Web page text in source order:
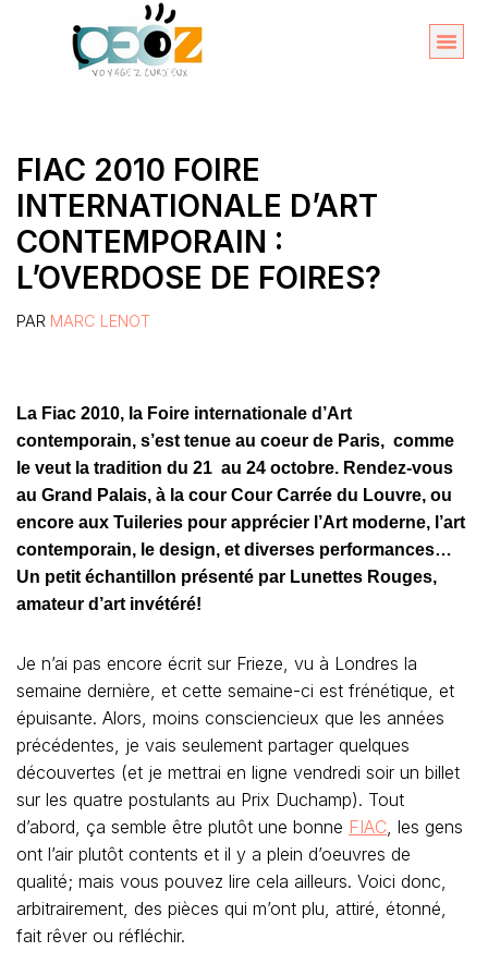
FIAC 2010 FOIRE
INTERNATIONALE D’ART
CONTEMPORAIN :
L’OVERDOSE DE FOIRES?
PAR MARC LENOT
La Fiac 2010, la Foire internationale d’Art
contemporain, s’est tenue au coeur de Paris, comme
le veut la tradition du 21 au 24 octobre. Rendez-vous
au Grand Palais, à la cour Cour Carrée du Louvre, ou
encore aux Tuileries pour apprécier l’Art moderne, l’art
contemporain, le design, et diverses performances…
Un petit échantillon présenté par Lunettes Rouges,
amateur d’art invétéré!
Je n’ai pas encore écrit sur Frieze, vu à Londres la
semaine dernière, et cette semaine-ci est frénétique, et
épuisante. Alors, moins consciencieux que les années
précédentes, je vais seulement partager quelques
découvertes (et je mettrai en ligne vendredi soir un billet
sur les quatre postulants au Prix Duchamp). Tout
d’abord, ça semble être plutôt une bonne FIAC, les gens
ont l’air plutôt contents et il y a plein d’oeuvres de
qualité; mais vous pouvez lire cela ailleurs. Voici donc,
arbitrairement, des pièces qui m’ont plu, attiré, étonné,
fait rêver ou réfléchir.